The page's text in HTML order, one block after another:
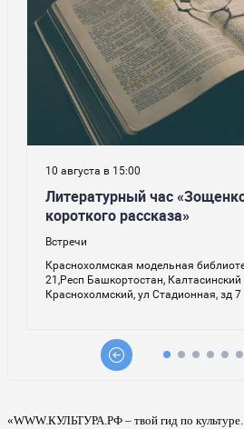
«WWW.КУЛЬТУРА.РФ – твой гид по культуре.